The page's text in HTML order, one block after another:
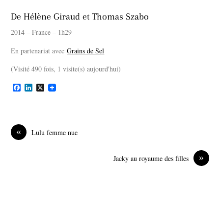
De Hélène Giraud et Thomas Szabo
2014 – France – 1h29
En partenariat avecGrains de Sel
(Visité 490 fois, 1 visite(s) aujourd'hui)
F
o
o
k
L
I
X
« Lulu femme nue
»
Jacky au royaume des filles